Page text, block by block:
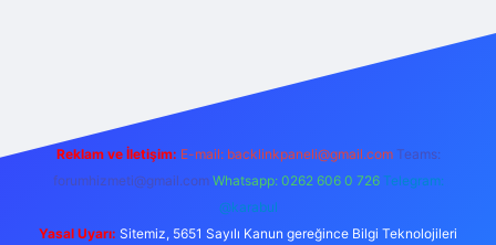
Reklam ve İletişim: E-mail: backlinkpaneli@gmail.com Teams:
forumhizmeti@gmail.com Whatsapp: 0262 606 0 726 Telegram:
@karabul
Yasal Uyarı: Sitemiz, 5651 Sayılı Kanun gereğince Bilgi Teknolojileri